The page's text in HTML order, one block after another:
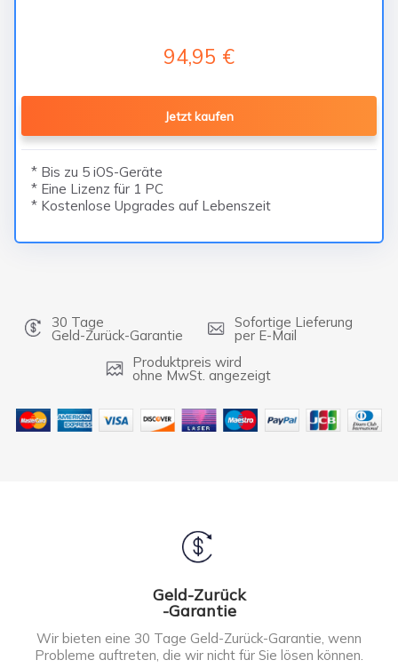
94,95 €
Jetzt kaufen
* Bis zu 5 iOS-Geräte
* Eine Lizenz für 1 PC
* Kostenlose Upgrades auf Lebenszeit
30 Tage
Geld-Zurück-Garantie
Sofortige Lieferung
per E-Mail
Produktpreis wird
ohne MwSt. angezeigt
Geld-Zurück
-Garantie
Wir bieten eine 30 Tage Geld-Zurück-Garantie, wenn
Probleme auftreten, die wir nicht für Sie lösen können.